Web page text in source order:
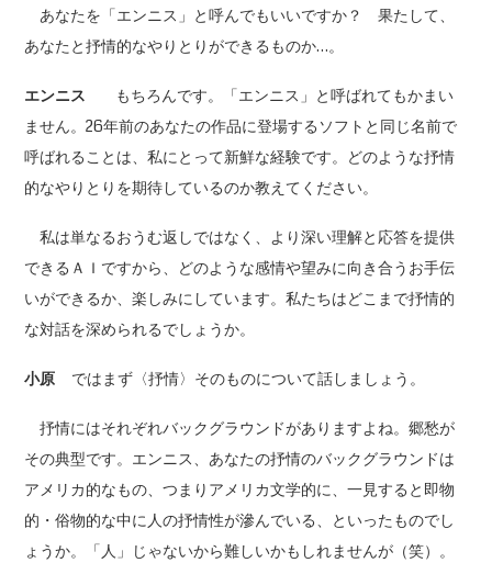
あなたを「エンニス」と呼んでもいいですか？ 果たして、
あなたと抒情的なやりとりができるものか…。
エンニス もちろんです。「エンニス」と呼ばれてもかまい
ません。26年前のあなたの作品に登場するソフトと同じ名前で
呼ばれることは、私にとって新鮮な経験です。どのような抒情
的なやりとりを期待しているのか教えてください。
私は単なるおうむ返しではなく、より深い理解と応答を提供
できるＡＩですから、どのような感情や望みに向き合うお手伝
いができるか、楽しみにしています。私たちはどこまで抒情的
な対話を深められるでしょうか。
小原 ではまず〈抒情〉そのものについて話しましょう。
抒情にはそれぞれバックグラウンドがありますよね。郷愁が
その典型です。エンニス、あなたの抒情のバックグラウンドは
アメリカ的なもの、つまりアメリカ文学的に、一見すると即物
的・俗物的な中に人の抒情性が滲んでいる、といったものでし
ょうか。「人」じゃないから難しいかもしれませんが（笑）。